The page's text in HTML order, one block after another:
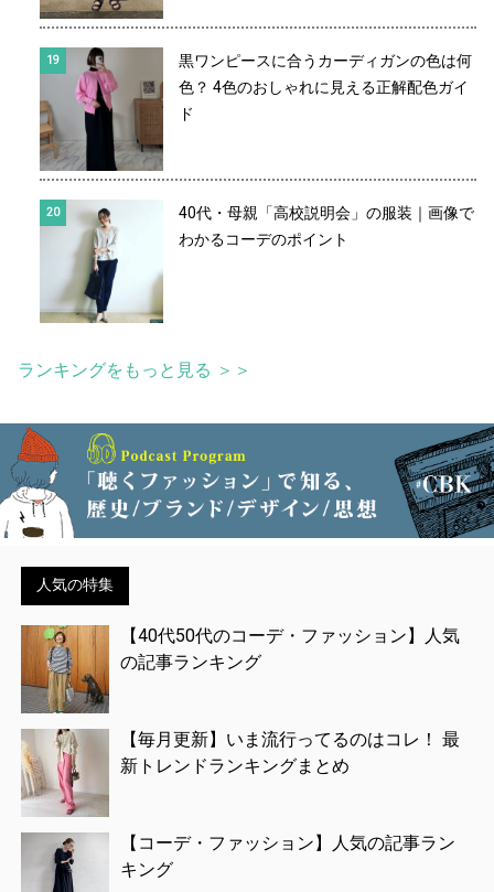
黒ワンピースに合うカーディガンの色は何
色？ 4色のおしゃれに見える正解配色ガイ
ド
40代・母親「高校説明会」の服装｜画像で
わかるコーデのポイント
ランキングをもっと見る ＞＞
人気の特集
【40代50代のコーデ・ファッション】人気
の記事ランキング
【毎月更新】いま流行ってるのはコレ！ 最
新トレンドランキングまとめ
【コーデ・ファッション】人気の記事ラン
キング